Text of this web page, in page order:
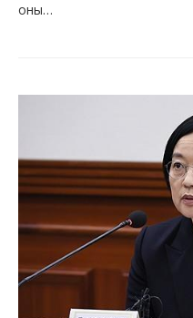
оны…